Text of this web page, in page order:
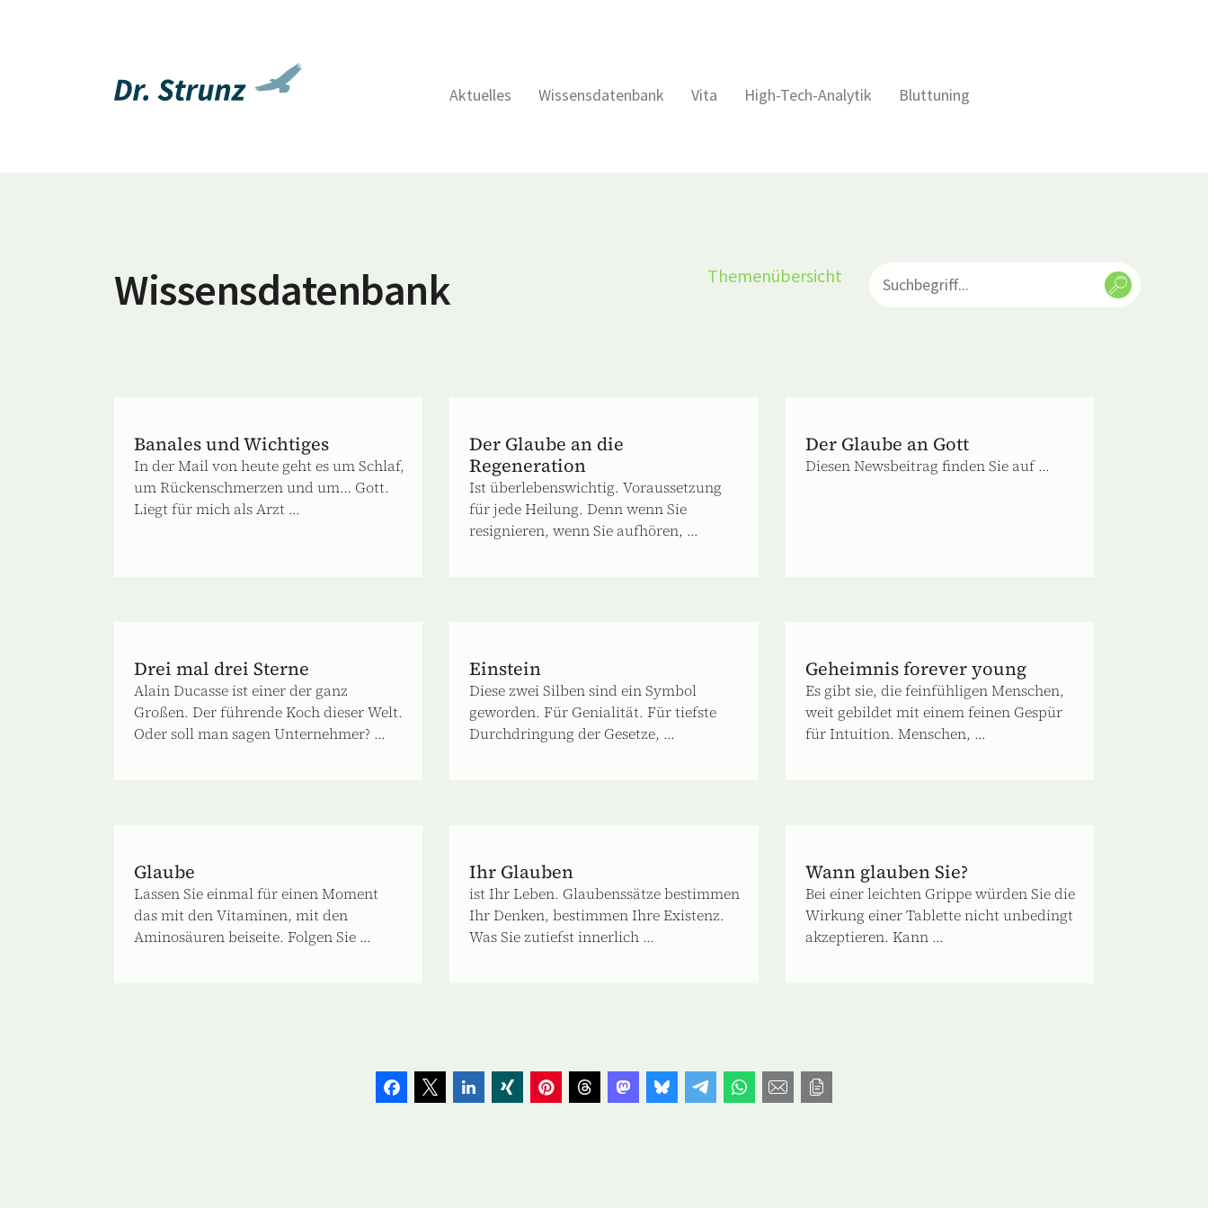
Aktuelles Wissensdatenbank Vita High-Tech-Analytik Bluttuning
Wissensdatenbank Themenübersicht
Banales und Wichtiges
In der Mail von heute geht es um Schlaf,
um Rückenschmerzen und um… Gott.
Liegt für mich als Arzt ...
Der Glaube an die
Regeneration
Ist überlebenswichtig. Voraussetzung
für jede Heilung. Denn wenn Sie
resignieren, wenn Sie aufhören, ...
Der Glaube an Gott
Diesen Newsbeitrag finden Sie auf ...
Drei mal drei Sterne
Alain Ducasse ist einer der ganz
Großen. Der führende Koch dieser Welt.
Oder soll man sagen Unternehmer? ...
Einstein
Diese zwei Silben sind ein Symbol
geworden. Für Genialität. Für tiefste
Durchdringung der Gesetze, ...
Geheimnis forever young
Es gibt sie, die feinfühligen Menschen,
weit gebildet mit einem feinen Gespür
für Intuition. Menschen, ...
Glaube
Lassen Sie einmal für einen Moment
das mit den Vitaminen, mit den
Aminosäuren beiseite. Folgen Sie ...
Ihr Glauben
ist Ihr Leben. Glaubenssätze bestimmen
Ihr Denken, bestimmen Ihre Existenz.
Was Sie zutiefst innerlich ...
Wann glauben Sie?
Bei einer leichten Grippe würden Sie die
Wirkung einer Tablette nicht unbedingt
akzeptieren. Kann ...